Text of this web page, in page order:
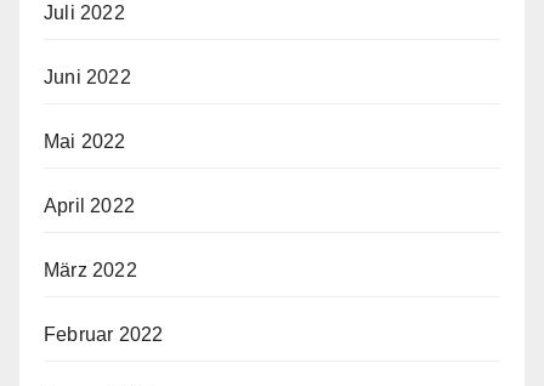
Juli 2022
Juni 2022
Mai 2022
April 2022
März 2022
Februar 2022